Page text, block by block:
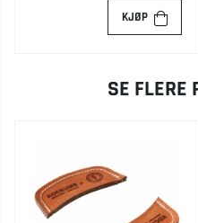
KJØP
SE FLERE